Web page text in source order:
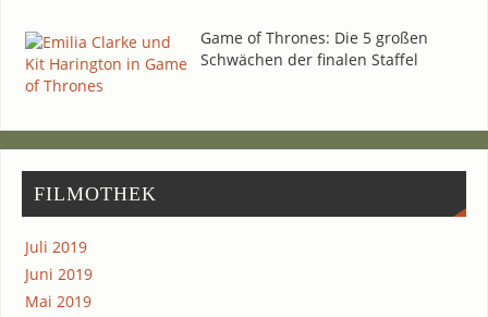
Game of Thro­nes: Die 5 gro­ßen
Schwä­chen der fina­len Staffel
FIL­MO­THEK
Juli 2019
Juni 2019
Mai 2019